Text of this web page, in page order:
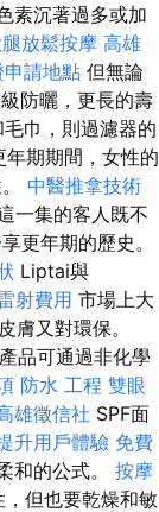
素沉著過多或加
放鬆按摩 高雄
請地點 但無論
防曬，更長的壽
巾，則過濾器的
年期期間，女性的
中醫推拿技術
一集的客人既不
更年期的歷史。
Liptai與
射費用 市場上大
又對環保。
品可通過非化學
防水 工程 雙眼
雄徵信社 SPF面
升用戶體驗 免費
和的公式。 按摩
但也要乾燥和敏